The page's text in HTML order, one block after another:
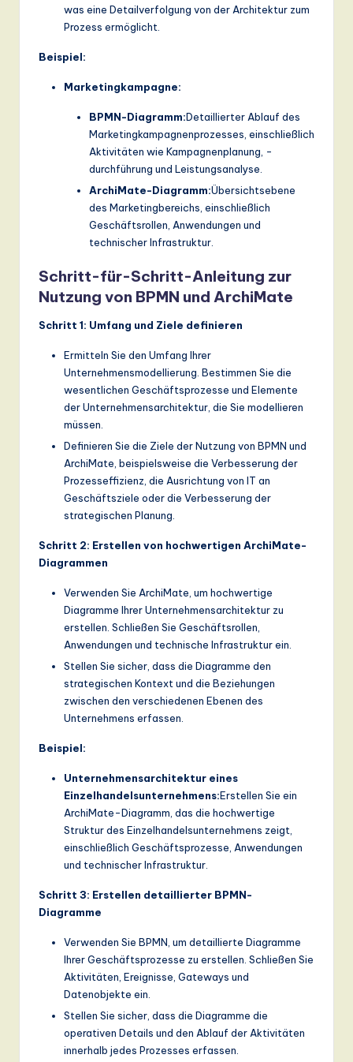
was eine Detailverfolgung von der Architektur zum
Prozess ermöglicht.
Beispiel:
Marketingkampagne:
BPMN-Diagramm:Detaillierter Ablauf des
Marketingkampagnenprozesses, einschließlich
Aktivitäten wie Kampagnenplanung, -
durchführung und Leistungsanalyse.
ArchiMate-Diagramm:Übersichtsebene
des Marketingbereichs, einschließlich
Geschäftsrollen, Anwendungen und
technischer Infrastruktur.
Schritt-für-Schritt-Anleitung zur
Nutzung von BPMN und ArchiMate
Schritt 1: Umfang und Ziele definieren
Ermitteln Sie den Umfang Ihrer
Unternehmensmodellierung. Bestimmen Sie die
wesentlichen Geschäftsprozesse und Elemente
der Unternehmensarchitektur, die Sie modellieren
müssen.
Definieren Sie die Ziele der Nutzung von BPMN und
ArchiMate, beispielsweise die Verbesserung der
Prozesseffizienz, die Ausrichtung von IT an
Geschäftsziele oder die Verbesserung der
strategischen Planung.
Schritt 2: Erstellen von hochwertigen ArchiMate-
Diagrammen
Verwenden Sie ArchiMate, um hochwertige
Diagramme Ihrer Unternehmensarchitektur zu
erstellen. Schließen Sie Geschäftsrollen,
Anwendungen und technische Infrastruktur ein.
Stellen Sie sicher, dass die Diagramme den
strategischen Kontext und die Beziehungen
zwischen den verschiedenen Ebenen des
Unternehmens erfassen.
Beispiel:
Unternehmensarchitektur eines
Einzelhandelsunternehmens:Erstellen Sie ein
ArchiMate-Diagramm, das die hochwertige
Struktur des Einzelhandelsunternehmens zeigt,
einschließlich Geschäftsprozesse, Anwendungen
und technischer Infrastruktur.
Schritt 3: Erstellen detaillierter BPMN-
Diagramme
Verwenden Sie BPMN, um detaillierte Diagramme
Ihrer Geschäftsprozesse zu erstellen. Schließen Sie
Aktivitäten, Ereignisse, Gateways und
Datenobjekte ein.
Stellen Sie sicher, dass die Diagramme die
operativen Details und den Ablauf der Aktivitäten
innerhalb jedes Prozesses erfassen.